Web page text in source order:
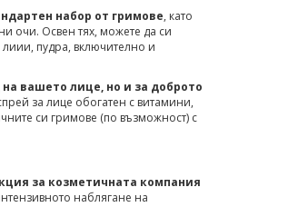
набор от гримове, като
очи. Освен тях, можете да си
пудра, включително и
вашето лице, но и за доброто
за лице обогатен с витамини,
си гримове (по възможност) с
за козметичната компания
наблягане на